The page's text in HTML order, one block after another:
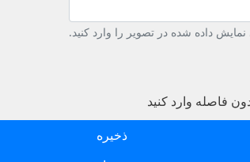
نمایش داده شده در تصویر را وارد کنید.
فاصله وارد کنید